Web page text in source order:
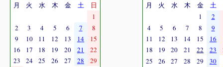
月 火 水 木 金 土
日
1
2
3 4 5 6 7
8
9
10 11 12 13 14
15
16
17 18 19 20 21
22
23
24 25 26 27 28
29
月 火 水 木 金 土
1
2
4
5 6 7 8 9
11
12 13 14 15 16
18
19 20 21 22 23
25
26 27 28 29 30